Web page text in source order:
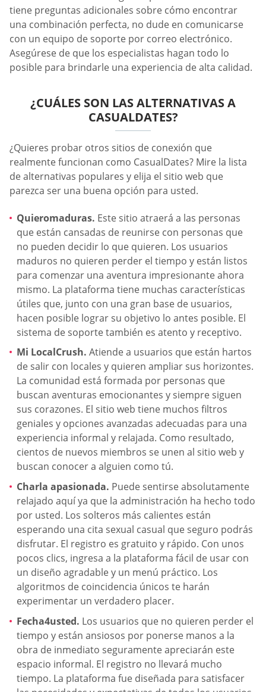
tiene preguntas adicionales sobre cómo encontrar
una combinación perfecta, no dude en comunicarse
con un equipo de soporte por correo electrónico.
Asegúrese de que los especialistas hagan todo lo
posible para brindarle una experiencia de alta calidad.
¿CUÁLES SON LAS ALTERNATIVAS A
СASUALDATES?
¿Quieres probar otros sitios de conexión que
realmente funcionan como CasualDates? Mire la lista
de alternativas populares y elija el sitio web que
parezca ser una buena opción para usted.
Quieromaduras. Este sitio atraerá a las personas
que están cansadas de reunirse con personas que
no pueden decidir lo que quieren. Los usuarios
maduros no quieren perder el tiempo y están listos
para comenzar una aventura impresionante ahora
mismo. La plataforma tiene muchas características
útiles que, junto con una gran base de usuarios,
hacen posible lograr su objetivo lo antes posible. El
sistema de soporte también es atento y receptivo.
Mi LocalCrush. Atiende a usuarios que están hartos
de salir con locales y quieren ampliar sus horizontes.
La comunidad está formada por personas que
buscan aventuras emocionantes y siempre siguen
sus corazones. El sitio web tiene muchos filtros
geniales y opciones avanzadas adecuadas para una
experiencia informal y relajada. Como resultado,
cientos de nuevos miembros se unen al sitio web y
buscan conocer a alguien como tú.
Charla apasionada. Puede sentirse absolutamente
relajado aquí ya que la administración ha hecho todo
por usted. Los solteros más calientes están
esperando una cita sexual casual que seguro podrás
disfrutar. El registro es gratuito y rápido. Con unos
pocos clics, ingresa a la plataforma fácil de usar con
un diseño agradable y un menú práctico. Los
algoritmos de coincidencia únicos te harán
experimentar un verdadero placer.
Fecha4usted. Los usuarios que no quieren perder el
tiempo y están ansiosos por ponerse manos a la
obra de inmediato seguramente apreciarán este
espacio informal. El registro no llevará mucho
tiempo. La plataforma fue diseñada para satisfacer